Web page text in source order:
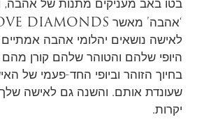
‘אהבה’ מאשר DIAMONDS
לאישה נושאים יהלומי אהבה
היופי שלהם והטוהר שלהם קורן
בחיוך הזוהר וביופי החד-פעמי של
שעונדת אותם. והשנה גם לאישה שלך
יקרות.